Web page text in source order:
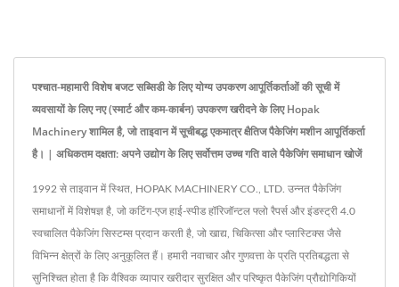
पश्चात-महामारी विशेष बजट सब्सिडी के लिए योग्य उपकरण आपूर्तिकर्ताओं की सूची में
व्यवसायों के लिए नए (स्मार्ट और कम-कार्बन) उपकरण खरीदने के लिए Hopak
Machinery शामिल है, जो ताइवान में सूचीबद्ध एकमात्र क्षैतिज पैकेजिंग मशीन आपूर्तिकर्ता
है। | अधिकतम दक्षता: अपने उद्योग के लिए सर्वोत्तम उच्च गति वाले पैकेजिंग समाधान खोजें
1992 से ताइवान में स्थित, HOPAK MACHINERY CO., LTD. उन्नत पैकेजिंग
समाधानों में विशेषज्ञ है, जो कटिंग-एज हाई-स्पीड हॉरिजॉन्टल फ्लो रैपर्स और इंडस्ट्री 4.0
स्वचालित पैकेजिंग सिस्टम्स प्रदान करती है, जो खाद्य, चिकित्सा और प्लास्टिक्स जैसे
विभिन्न क्षेत्रों के लिए अनुकूलित हैं। हमारी नवाचार और गुणवत्ता के प्रति प्रतिबद्धता से
सुनिश्चित होता है कि वैश्विक व्यापार खरीदार सुरक्षित और परिष्कृत पैकेजिंग प्रौद्योगिकियों